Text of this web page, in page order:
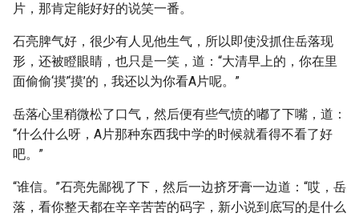
片，那肯定能好好的说笑一番。
石亮脾气好，很少有人见他生气，所以即使没抓住岳落现
形，还被瞪眼睛，也只是一笑，道：“大清早上的，你在里
面偷偷‘摸’‘摸’的，我还以为你看A片呢。”
岳落心里稍微松了口气，然后便有些气愤的嘟了下嘴，道：
“什么什么呀，A片那种东西我中学的时候就看得不看了好
吧。”
“谁信。”石亮先鄙视了下，然后一边挤牙膏一边道：“哎，岳
落，看你整天都在辛辛苦苦的码字，新小说到底写的是什么